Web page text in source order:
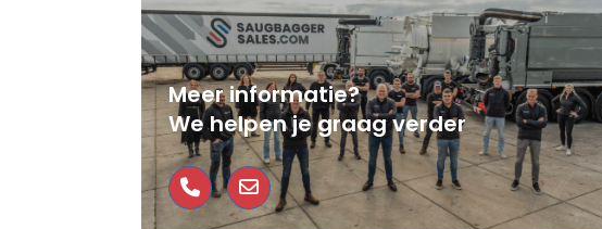
Meer informatie?
We helpen je graag verder